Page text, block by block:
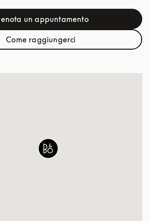
un appuntamento
Link Opens in New Tab
Come raggiungerciLink Opens in New Tab